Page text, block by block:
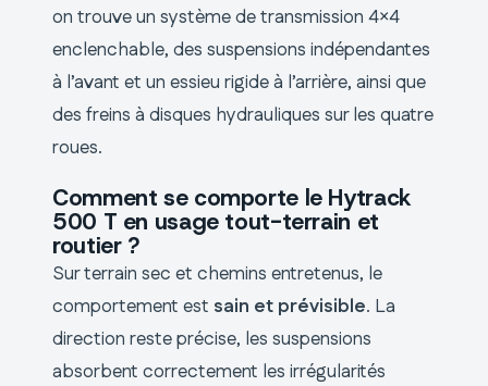
on trouve un système de transmission 4×4
enclenchable, des suspensions indépendantes
à l’avant et un essieu rigide à l’arrière, ainsi que
des freins à disques hydrauliques sur les quatre
roues.
Comment se comporte le Hytrack
500 T en usage tout-terrain et
routier ?
Sur terrain sec et chemins entretenus, le
comportement est sain et prévisible. La
direction reste précise, les suspensions
absorbent correctement les irrégularités